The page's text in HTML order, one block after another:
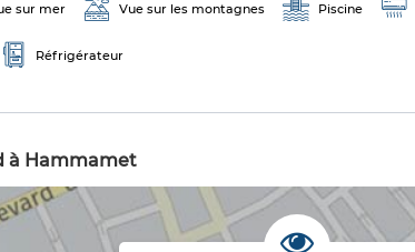
sur mer Vue sur les montagnes Piscine
Réfrigérateur
à Hammamet